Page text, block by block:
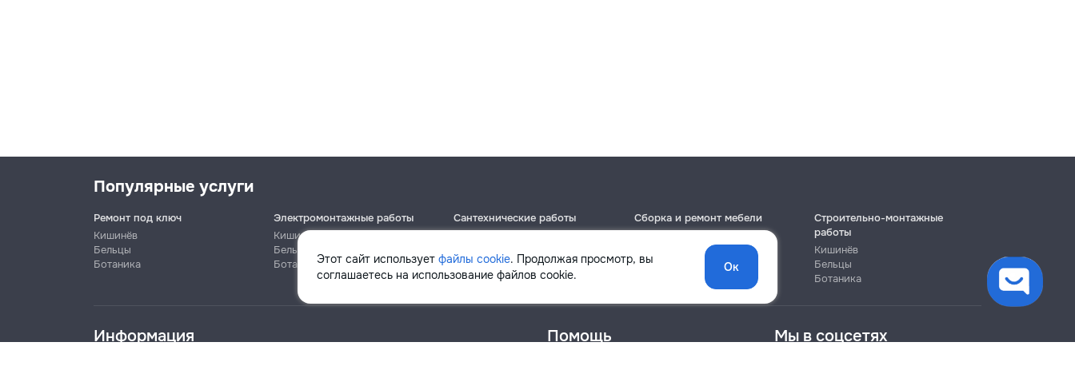
Телефон
Этот сайт использует файлы cookie. Продолжая просмотр, вы
соглашаетесь на использование файлов cookie.
Ок
Популярные услуги
Ремонт под ключ
Кишинёв
Бельцы
Ботаника
Электромонтажные работы
Кишинёв
Бельцы
Ботаника
Сантехнические работы
Ботаника
Сборка и ремонт мебели
Ботаника
Строительно-монтажные
работы
Кишинёв
Бельцы
Ботаника
Информация Помощь Мы в соцсетях